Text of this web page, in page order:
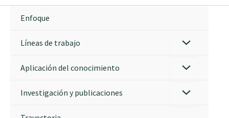
Enfoque
Líneas de trabajo
Aplicación del conocimiento
Investigación y publicaciones